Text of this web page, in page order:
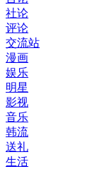
社论
评论
交流站
漫画
娱乐
明星
影视
音乐
韩流
送礼
生活